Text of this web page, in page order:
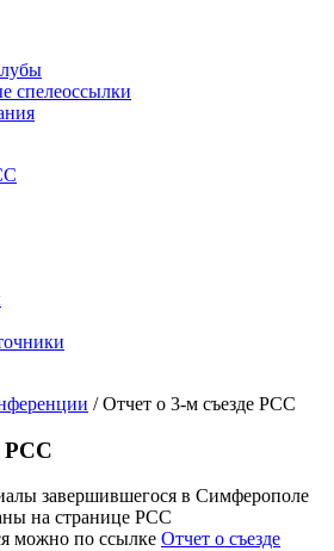
спелеоссылки
/ Отчет о 3-м съезде РСС
РСС
завершившегося в Симферополе
на странице РСС
можно по ссылке Отчет о съезде